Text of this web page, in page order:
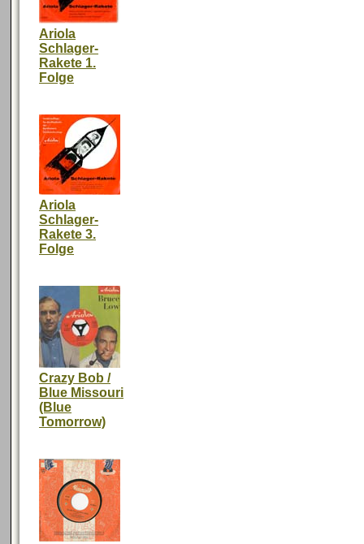
Ariola
Schlager-
Rakete 1.
Folge
Ariola
Schlager-
Rakete 3.
Folge
Crazy Bob /
Blue Missouri
(Blue
Tomorrow)